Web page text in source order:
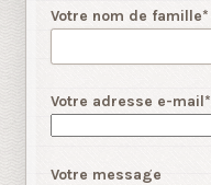
Votre nom de famille*
Votre adresse e-mail*
Votre message